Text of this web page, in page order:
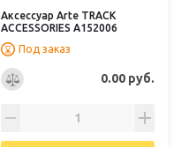
Аксессуар Arte TRACK
ACCESSORIES A152006
Под заказ
0.00 руб.